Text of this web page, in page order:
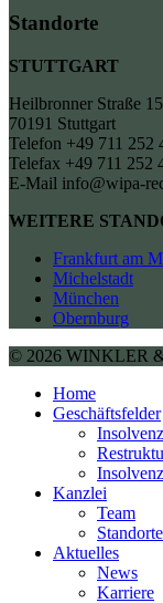
Standorte
STUTTGART
Heilbronner Straße
70191 Stuttgart
Telefon +49 711 252
Telefax +49 711 252
E-Mail info@wipa-
WEITERE
Frankfurt am
Michelstadt
München
Obernburg
© 2026 WINKLER &
Home
Geschäftsfelder
Kanzlei
Team
Standorte
Aktuelles
News
Karriere